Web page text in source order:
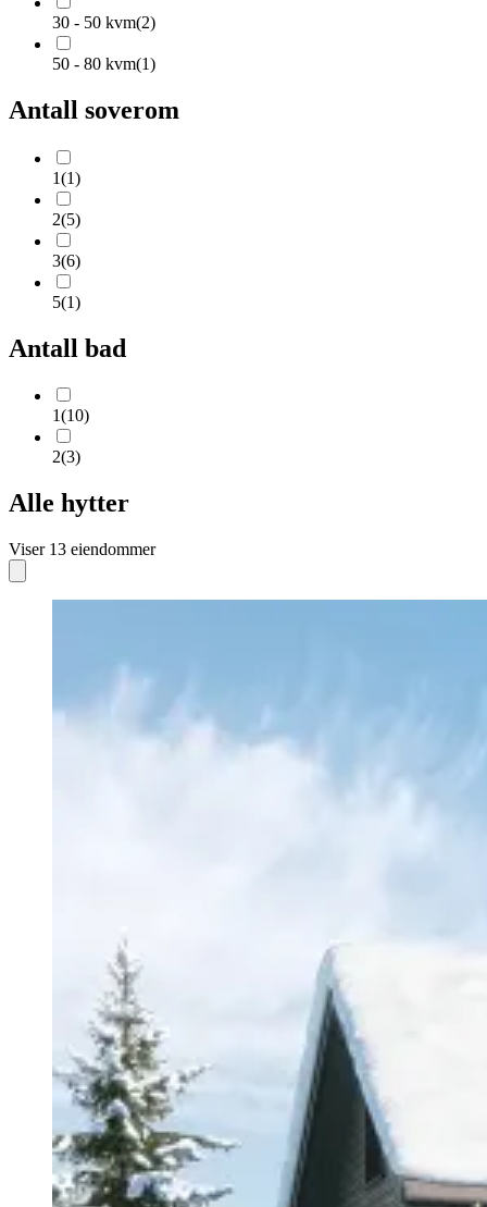
30 - 50 kvm(2)
50 - 80 kvm(1)
Antall soverom
1(1)
2(5)
3(6)
5(1)
Antall bad
1(10)
2(3)
Alle hytter
Viser 13 eiendommer